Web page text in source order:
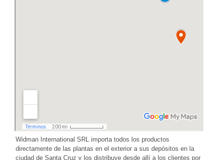
Widman International SRL importa todos los productos
directamente de las plantas en el exterior a sus depósitos en la
ciudad de Santa Cruz y los distribuye desde allí a los clientes por